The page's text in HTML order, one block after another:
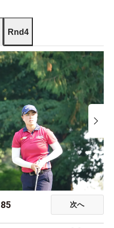
Rnd4
85 次へ